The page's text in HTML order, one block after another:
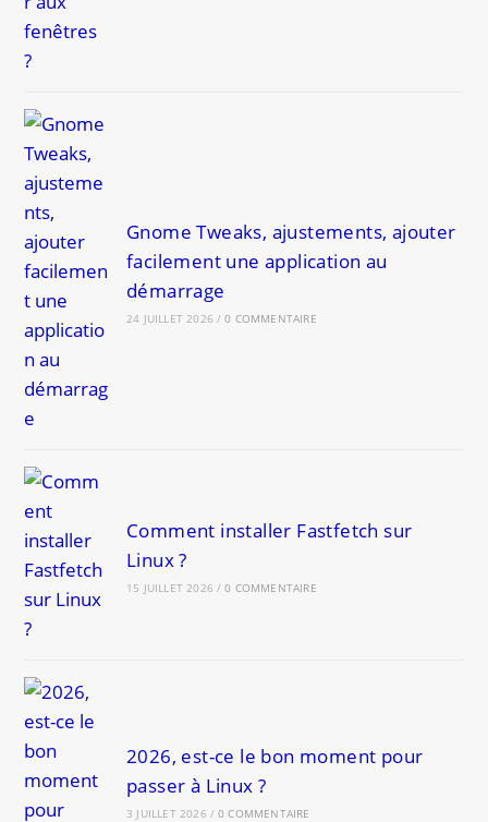
Gnome Tweaks, ajustements, ajouter
facilement une application au
démarrage
24 JUILLET 2026 / 0 COMMENTAIRE
Comment installer Fastfetch sur
Linux ?
15 JUILLET 2026 / 0 COMMENTAIRE
2026, est-ce le bon moment pour
passer à Linux ?
3 JUILLET 2026 / 0 COMMENTAIRE